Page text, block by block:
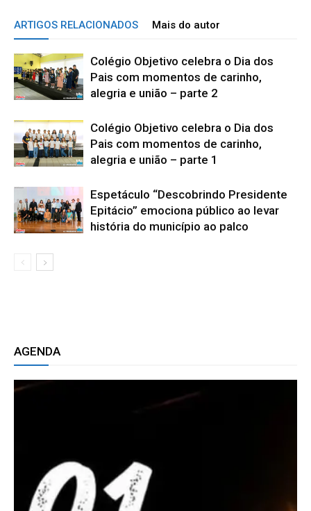
ARTIGOS RELACIONADOS Mais do autor
Colégio Objetivo celebra o Dia dos
Pais com momentos de carinho,
alegria e união – parte 2
Colégio Objetivo celebra o Dia dos
Pais com momentos de carinho,
alegria e união – parte 1
Espetáculo “Descobrindo Presidente
Epitácio” emociona público ao levar
história do município ao palco
AGENDA